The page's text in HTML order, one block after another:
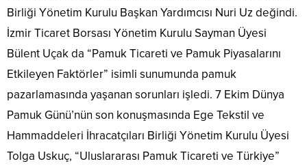
Birliği Yönetim Kurulu Başkan Yardımcısı Nuri Uz değindi.
İzmir Ticaret Borsası Yönetim Kurulu Sayman Üyesi
Bülent Uçak da “Pamuk Ticareti ve Pamuk Piyasalarını
Etkileyen Faktörler” isimli sunumunda pamuk
pazarlamasında yaşanan sorunları işledi. 7 Ekim Dünya
Pamuk Günü’nün son konuşmasında Ege Tekstil ve
Hammaddeleri İhracatçıları Birliği Yönetim Kurulu Üyesi
Tolga Uskuç, “Uluslararası Pamuk Ticareti ve Türkiye”